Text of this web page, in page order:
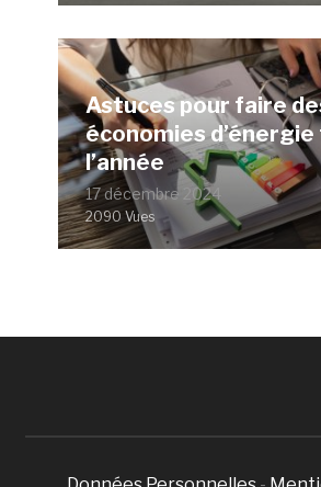
Astuces pour faire
économies
l’année
17 décembre 2024
2090 Vues